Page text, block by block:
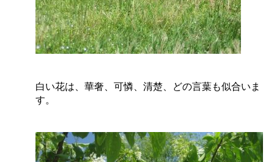
白い花は、華奢、可憐、清楚、どの言葉も似合いま
す。